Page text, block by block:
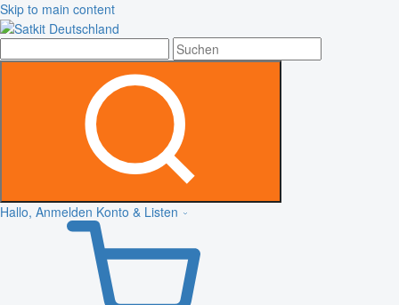
Skip to main content
Hallo, Anmelden Konto & Listen